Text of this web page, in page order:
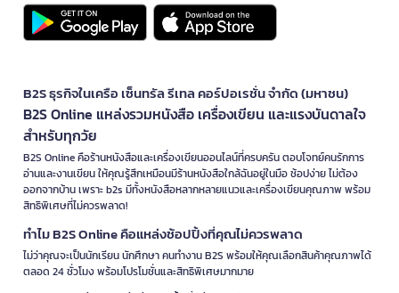
B2S ธุรกิจในเครือ เซ็นทรัล รีเทล คอร์ปอเรชั่น จำกัด (มหาชน)
B2S Online แหล่งรวมหนังสือ เครื่องเขียน และแรงบันดาลใจ
สำหรับทุกวัย
B2S Online คือร้านหนังสือและเครื่องเขียนออนไลน์ที่ครบครัน ตอบโจทย์คนรักการ
อ่านและงานเขียน ให้คุณรู้สึกเหมือนมีร้านหนังสือใกล้ฉันอยู่ในมือ ช้อปง่าย ไม่ต้อง
ออกจากบ้าน เพราะ b2s มีทั้งหนังสือหลากหลายแนวและเครื่องเขียนคุณภาพ พร้อม
สิทธิพิเศษที่ไม่ควรพลาด!
ทำไม B2S Online คือแหล่งช้อปปิ้งที่คุณไม่ควรพลาด
ไม่ว่าคุณจะเป็นนักเรียน นักศึกษา คนทำงาน B2S พร้อมให้คุณเลือกสินค้าคุณภาพได้
ตลอด 24 ชั่วโมง พร้อมโปรโมชั่นและสิทธิพิเศษมากมาย